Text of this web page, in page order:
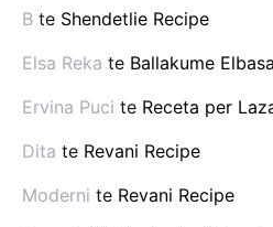
B te Shendetlie Recipe
Elsa Reka te Ballakume
Ervina Puci te Receta per
Dita te Revani Recipe
Moderni te Revani Recipe